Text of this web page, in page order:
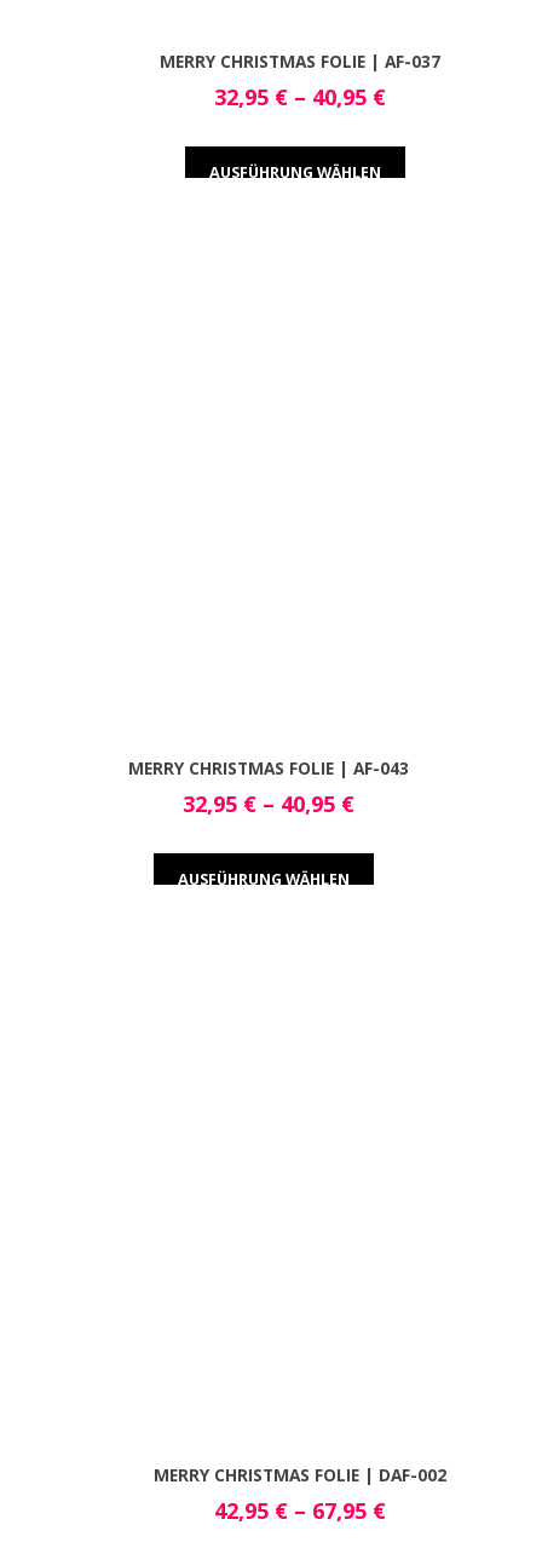
MERRY CHRISTMAS FOLIE | AF-037
32,95 €– 40,95 €
AUSFÜHRUNG WÄHLEN
MERRY CHRISTMAS FOLIE | AF-043
32,95 €– 40,95 €
AUSFÜHRUNG WÄHLEN
MERRY CHRISTMAS FOLIE | DAF-002
42,95 €– 67,95 €